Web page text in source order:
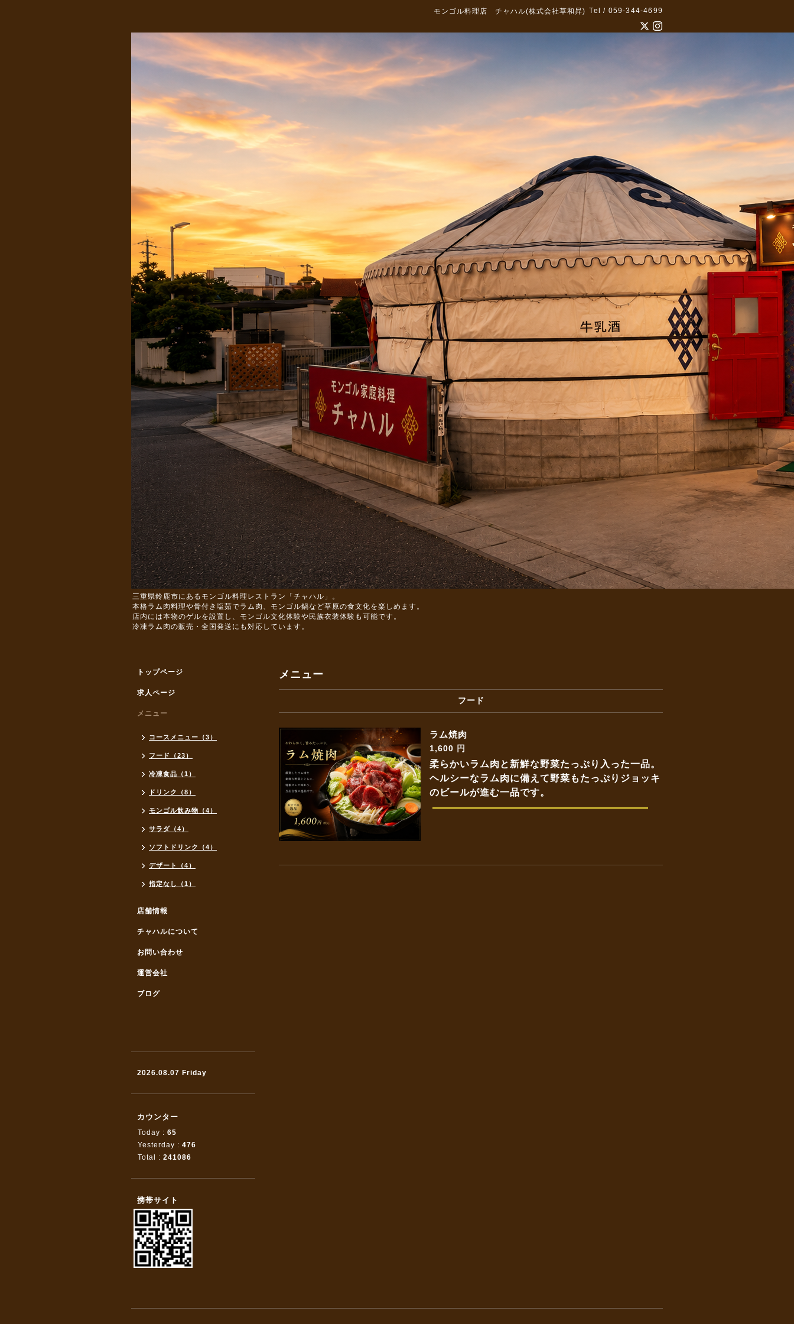
モンゴル料理店 チャハル(株式会社草和昇) Tel / 059-344-4699
三重県鈴鹿市にあるモンゴル料理レストラン「チャハル」。
本格ラム肉料理や骨付き塩茹でラム肉、モンゴル鍋など草原の食文化を楽しめます。
店内には本物のゲルを設置し、モンゴル文化体験や民族衣装体験も可能です。
冷凍ラム肉の販売・全国発送にも対応しています。
メニュー
フード
ラム焼肉
1,600 円
柔らかいラム肉と新鮮な野菜たっぷり入った一品。
ヘルシーなラム肉に備えて野菜もたっぷりジョッキ
のビールが進む一品です。
トップページ
求人ページ
メニュー
コースメニュー（3）
フード（23）
冷凍食品（1）
ドリンク（8）
モンゴル飲み物（4）
サラダ（4）
ソフトドリンク（4）
デザート（4）
指定なし（1）
店舗情報
チャハルについて
お問い合わせ
運営会社
ブログ
2026.08.07 Friday
カウンター
Today : 65
Yesterday : 476
Total : 241086
携帯サイト